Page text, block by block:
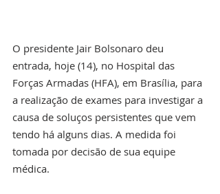
O presidente Jair Bolsonaro deu
entrada, hoje (14), no Hospital das
Forças Armadas (HFA), em Brasília, para
a realização de exames para investigar a
causa de soluços persistentes que vem
tendo há alguns dias. A medida foi
tomada por decisão de sua equipe
médica.